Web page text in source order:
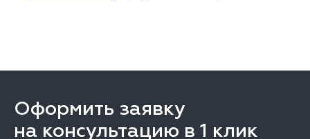
Оформить заявку
на консультацию в 1 клик